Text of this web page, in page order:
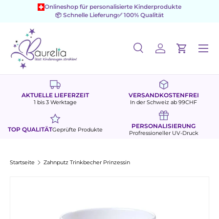
Direkt zum Inhalt
Onlineshop für personalisierte Kinderprodukte
📦 Schnelle Lieferung✅ 100% Qualität
Suchen
SucheEinloggen
Menü
AKTUELLE LIEFERZEIT
1 bis 3 Werktage
VERSANDKOSTENFREI
In der Schweiz ab 99CHF
TOP QUALITÄTGeprüfte Produkte PERSONALISIERUNG
Profressioneller UV-Druck
Startseite Zahnputz Trinkbecher Prinzessin